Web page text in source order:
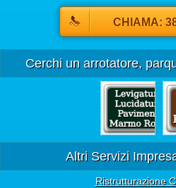
CHIAMA:
Cerchi un arrotatore,
Altri Servizi
Ristrutturazione